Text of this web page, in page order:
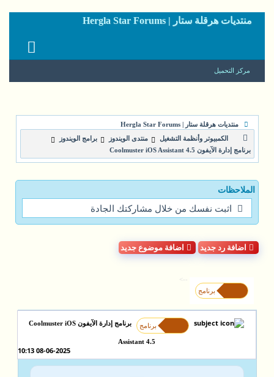
منتديات هرقلة ستار | Hergla Star Forums
مركز التحميل
منتديات هرقلة ستار | Hergla Star Forums
الكمبيوتر وأنظمة التشغيل
منتدى الويندوز
برامج الويندوز
برنامج إدارة الآيفون Coolmuster iOS Assistant 4.5
الملاحظات
اثبت نفسك من خلال مشاركتك الجادة
اضافة رد جديد اضافة موضوع جديد
برنامج
-->
برنامج برنامج إدارة الآيفون Coolmuster iOS
Assistant 4.5
08-06-2025 10:13